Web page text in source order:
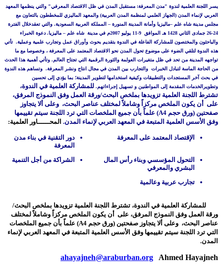
يسر اللجنة العلمية لندوة "مدن المعرفة: مستقبل المدن في ظل الاقتصاد المعرفي" والتي ينظمها المعهد
العربي لإنماء المدن (الجهاز العلمي لمنظمة المدن العربية) والمعهد الماليزي للمخططون بالتعاون مع
مجلس مدينة شاه علم –ماليزيا وأمانة المدينة المنورة – المملكة العربية السعودية. والتي تعقدخلال الفترة
24-26 جمادى الثاني 1428 هـ الموافق
9-11 يوليو 2007م في مدينة شاه علم – ماليزيا.دعوة الخبراء
والباحثون والمختصون للمشاركة الفاعلة في الندوة بتقديم بحوث وأوراق عمل وتجارب علمية وعملية. تأتي
هذه الندوة لتلقي الضوء على موضوع تحول المدن نحو الاقتصاد المعتمد على المعرفة ، وخصوصا مع ما
تواجهه المدينة من تحد في ظل متغيرات العولمة والثورة الرقمية التي تجتاح العالم. وتأتي أهمية هذا الحدث
من الحاجة الماسة لتبادل الخبرات والتجارب بين المدن في مجال انتاج ونشر المعرفة. وتساهم هذه الندوة
في بحث آخر المستجدات والتطبيقات وكيفية استخدامها لتطوير المدينة؛ بما يؤدي إلى تحسين
وتطويرالخدمات المقدمة إلى المواطنين و تسهيل إجراءاتهم. للمشاركة العلمية في الندوة،
تشترط اللجنة العلمية تزويدها بملخص البحث/ورقة العمل وفق النموذج المرفق،
على أن يكون الملخص مركزاً وشاملاً لمختلف عناصر البحث، وعلى ألا يتجاوز
صفحتين (ورق حجم A4) علماً بأن جميع الملخصات التي ترد اللجنة سيتم تقييمها
وفق الأسس العلمية المتبعة في المعهد العربي لإنماء المدن. المحــــــاور العلمية:
الإقتصاد المعتمد على المعرفة
دور التقنية في بناء مدن
المعرفة
التحول المؤسسي وبناء رأس المال
البشري والمعرفي
الشراكة من أجل التنمية
تجارب عربية وعالمية
للمشاركة العلمية في الندوة، تشترط اللجنة العلمية تزويدها بملخص البحث/
ورقة العمل وفق النموذج المرفق، على أن يكون الملخص مركزاً وشاملاً لمختلف
عناصر البحث، وعلى ألا يتجاوز صفحتين (ورق حجم
) علماً بأن جميع الملخصات
التي ترد اللجنة سيتم تقييمها وفق الأسس العلمية المتبعة في المعهد العربي لإنماء
المدن.
ahayajneh@araburban.org Ahmed Hayajneh